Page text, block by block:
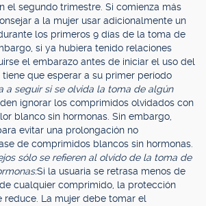
el segundo trimestre. Si comienza más
a la mujer usar adicionalmente un
los primeros 9 días de la toma de
si ya hubiera tenido relaciones
el embarazo antes de iniciar el uso del
que esperar a su primer período
a seguir si se olvida la toma de algún
ignorar los comprimidos olvidados con
blanco sin hormonas. Sin embargo,
evitar una prolongación no
de comprimidos blancos sin hormonas.
sólo se refieren al olvido de la toma de
Si la usuaria se retrasa menos de
cualquier comprimido, la protección
reduce. La mujer debe tomar el